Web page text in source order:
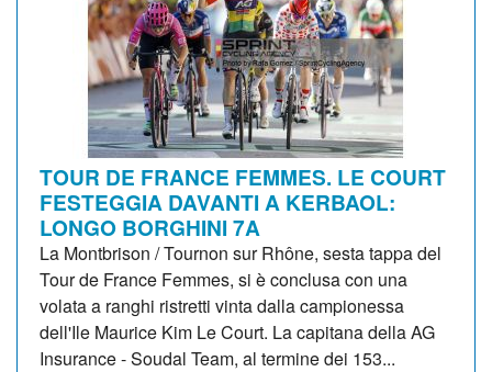
TOUR DE FRANCE FEMMES. LE COURT
FESTEGGIA DAVANTI A KERBAOL:
LONGO BORGHINI 7A
La Montbrison / Tournon sur Rhône, sesta tappa del
Tour de France Femmes, si è conclusa con una
volata a ranghi ristretti vinta dalla campionessa
dell'Ile Maurice Kim Le Court. La capitana della AG
Insurance - Soudal Team, al termine dei 153...